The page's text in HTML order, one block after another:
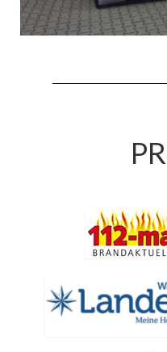
Jahreskonzert
Tagesfahrt 2017
Stützpunkt
Einsatzfahrzeuge